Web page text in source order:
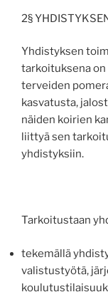
2§
Yhdistyksen
tarkoituksena
terveiden
kasvatusta,
näiden koirien
liittyä sen
yhdistyksiin.
Tarkoitustaan
tekemällä
valistustyötä,